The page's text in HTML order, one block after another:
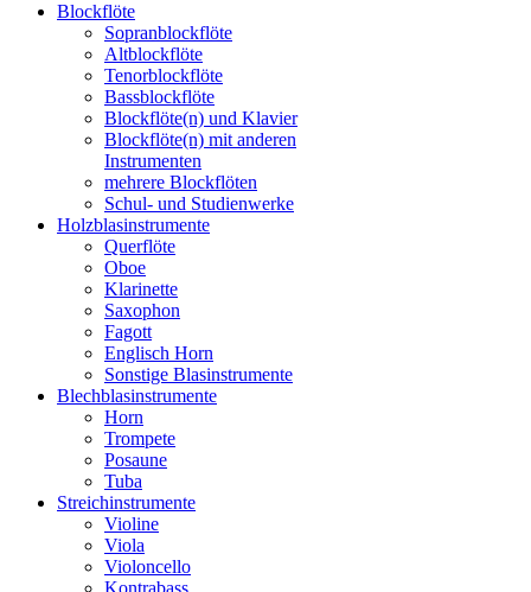
Blockflöte
Sopranblockflöte
Altblockflöte
Tenorblockflöte
Bassblockflöte
Blockflöte(n) und Klavier
Blockflöte(n) mit anderen
Instrumenten
mehrere Blockflöten
Schul- und Studienwerke
Holzblasinstrumente
Querflöte
Oboe
Klarinette
Saxophon
Fagott
Englisch Horn
Sonstige Blasinstrumente
Blechblasinstrumente
Horn
Trompete
Posaune
Tuba
Streichinstrumente
Violine
Viola
Violoncello
Kontrabass